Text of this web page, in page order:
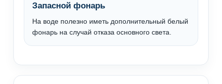
Запасной фонарь
На воде полезно иметь дополнительный белый
фонарь на случай отказа основного света.